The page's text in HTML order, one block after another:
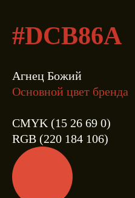
#DCB86A
Агнец Божий
Основной цвет бренда
CMYK (15 26 69 0)
RGB (220 184 106)